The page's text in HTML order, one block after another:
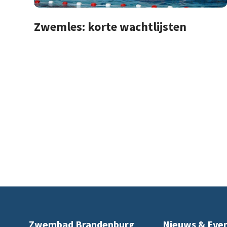
Zwemles: korte wachtlijsten
Zwembad Brandenburg Nieuws &